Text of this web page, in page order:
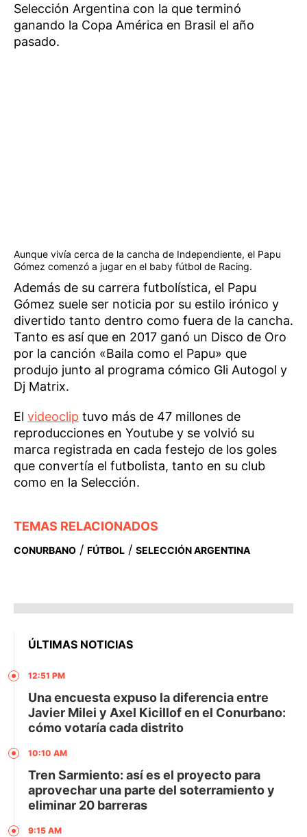
Selección Argentina con la que terminó
ganando la Copa América en Brasil el año
pasado.
Aunque vivía cerca de la cancha de Independiente, el Papu
Gómez comenzó a jugar en el baby fútbol de Racing.
Además de su carrera futbolística, el Papu
Gómez suele ser noticia por su estilo irónico y
divertido tanto dentro como fuera de la cancha.
Tanto es así que en 2017 ganó un Disco de Oro
por la canción «Baila como el Papu» que
produjo junto al programa cómico Gli Autogol y
Dj Matrix.
El videoclip tuvo más de 47 millones de
reproducciones en Youtube y se volvió su
marca registrada en cada festejo de los goles
que convertía el futbolista, tanto en su club
como en la Selección.
TEMAS RELACIONADOS
CONURBANO / FÚTBOL / SELECCIÓN ARGENTINA
ÚLTIMAS NOTICIAS
12:51 PM
Una encuesta expuso la diferencia entre
Javier Milei y Axel Kicillof en el Conurbano:
cómo votaría cada distrito
10:10 AM
Tren Sarmiento: así es el proyecto para
aprovechar una parte del soterramiento y
eliminar 20 barreras
9:15 AM